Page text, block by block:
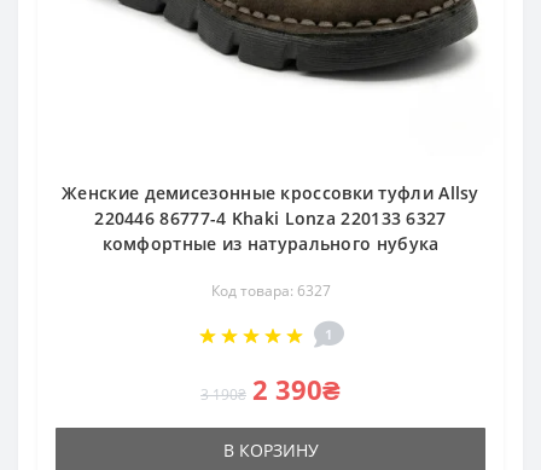
Женские демисезонные кроссовки туфли Allsy
220446 86777-4 Khaki Lonza 220133 6327
комфортные из натурального нубука
Код товара: 6327
1
3 190₴ 2 390₴
В КОРЗИНУ